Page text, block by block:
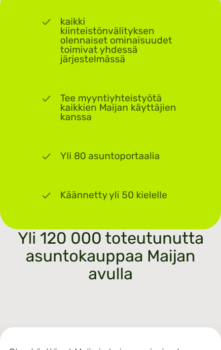
kaikki
kiinteistönvälityksen
olennaiset ominaisuudet
toimivat yhdessä
järjestelmässä
Tee myyntiyhteistyötä
kaikkien Maijan käyttäjien
kanssa
Yli 80 asuntoportaalia
Käännetty yli 50 kielelle
Yli 120 000 toteutunutta
asuntokauppaa Maijan
avulla